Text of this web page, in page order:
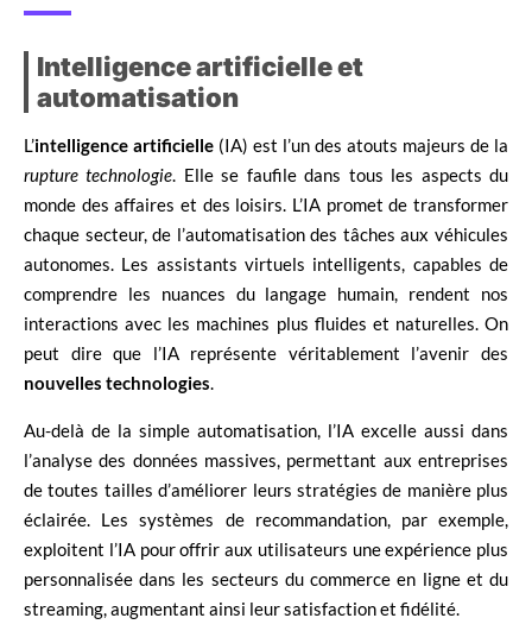
Intelligence artificielle et
automatisation
L’intelligence artificielle (IA) est l’un des atouts majeurs de la
rupture technologie . Elle se faufile dans tous les aspects du
monde des affaires et des loisirs. L’IA promet de transformer
chaque secteur, de l’automatisation des tâches aux véhicules
autonomes. Les assistants virtuels intelligents, capables de
comprendre les nuances du langage humain, rendent nos
interactions avec les machines plus fluides et naturelles. On
peut dire que l’IA représente véritablement l’avenir des
nouvelles technologies
Au-delà de la simple automatisation, l’IA excelle aussi dans
l’analyse des données massives, permettant aux entreprises
de toutes tailles d’améliorer leurs stratégies de manière plus
éclairée. Les systèmes de recommandation, par exemple,
exploitent l’IA pour offrir aux utilisateurs une expérience plus
personnalisée dans les secteurs du commerce en ligne et du
streaming, augmentant ainsi leur satisfaction et fidélité.